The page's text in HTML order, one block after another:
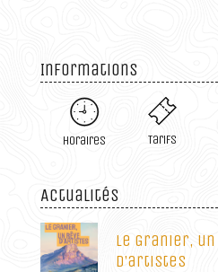
Informations
Horaires Tarifs
Actualités
Le Granier,
d’artistes